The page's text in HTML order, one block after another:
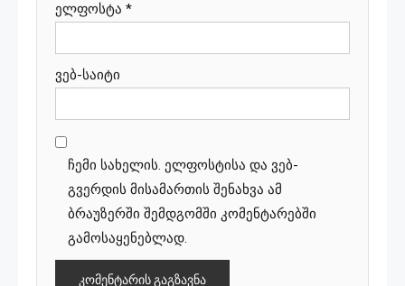
ელფოსტა *
ვებ-საიტი
ჩემი სახელის. ელფოსტისა და ვებ-
გვერდის მისამართის შენახვა ამ
ბრაუზერში შემდგომში კომენტარებში
გამოსაყენებლად.